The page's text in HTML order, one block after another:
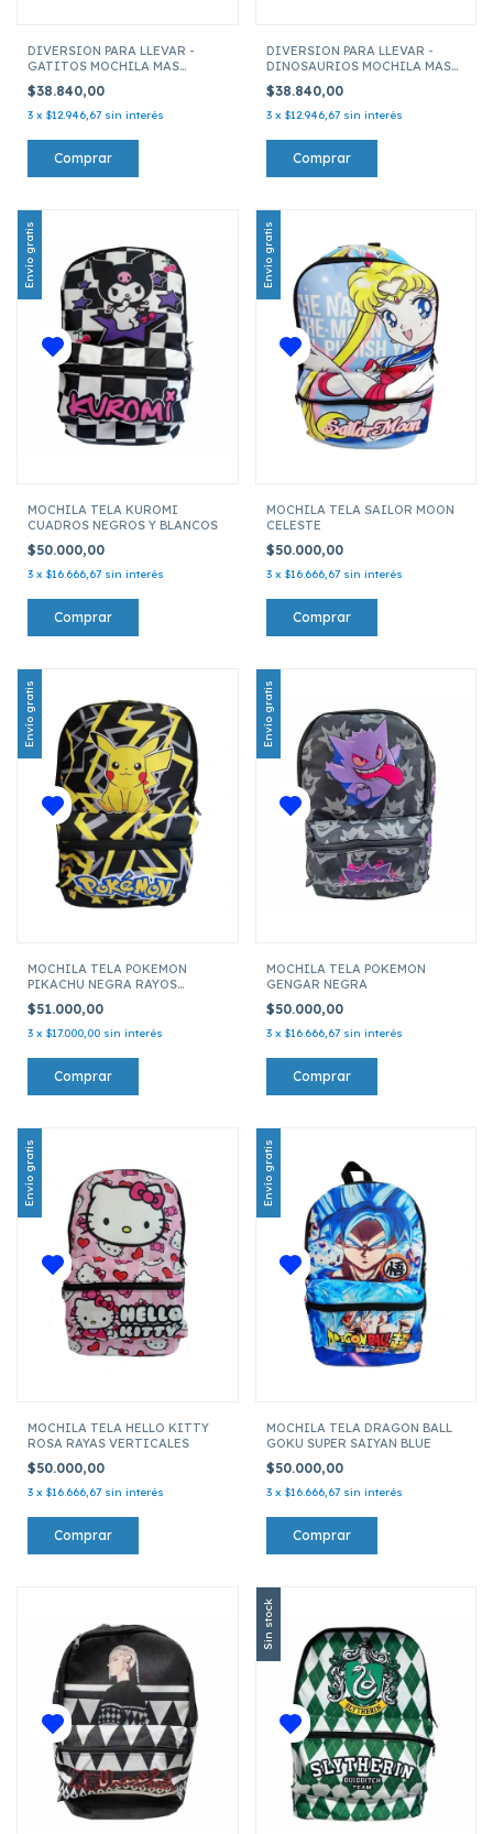
DIVERSION PARA LLEVAR -
GATITOS MOCHILA MAS
$38.840,00
3 x $12.946,67 sin interés
DIVERSION PARA LLEVAR -
DINOSAURIOS MOCHILA MAS
$38.840,00
3 x $12.946,67 sin interés
Envío gratis
MOCHILA TELA KUROMI
CUADROS NEGROS Y BLANCOS
$50.000,00
3 x $16.666,67 sin interés
Envío gratis
MOCHILA TELA SAILOR MOON
CELESTE
$50.000,00
3 x $16.666,67 sin interés
Envío gratis
MOCHILA TELA POKEMON
PIKACHU NEGRA RAYOS
$51.000,00
3 x $17.000,00 sin interés
Envío gratis
MOCHILA TELA POKEMON
GENGAR NEGRA
$50.000,00
3 x $16.666,67 sin interés
Envío gratis
MOCHILA TELA HELLO KITTY
ROSA RAYAS VERTICALES
$50.000,00
3 x $16.666,67 sin interés
Envío gratis
MOCHILA TELA DRAGON BALL
GOKU SUPER SAIYAN BLUE
$50.000,00
3 x $16.666,67 sin interés
Sin stock